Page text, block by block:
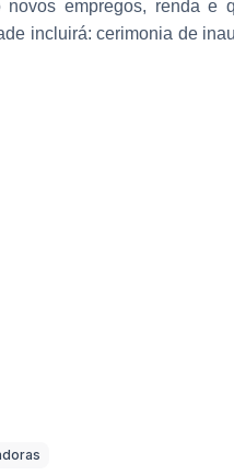
empregos, renda e
incluirá: cerimonia de